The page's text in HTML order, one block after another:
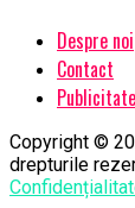
Despre noi
Contact
Publicitate
Copyright ©
drepturile